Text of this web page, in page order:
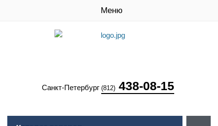
Меню
Санкт-Петербург (812) 438-08-15